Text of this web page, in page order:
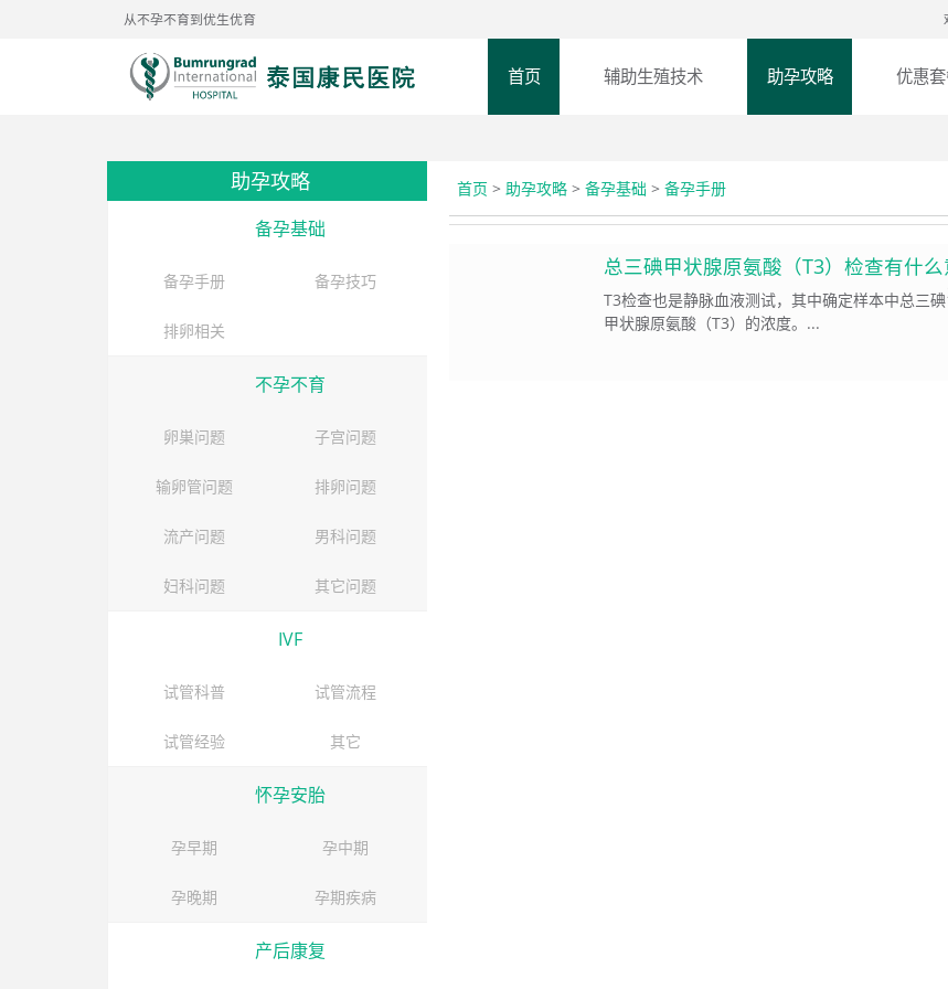
从不孕不育到优生优育
首页 辅助生殖技术 助孕攻略 优惠
助孕攻略
备孕基础
备孕手册 备孕技巧
排卵相关
不孕不育
卵巣问题 子宫问题
输卵管问题 排卵问题
流产问题 男科问题
妇科问题 其它问题
IVF
试管科普 试管流程
试管经验 其它
怀孕安胎
孕早期 孕中期
孕晚期 孕期疾病
产后康复
首页 > 助孕攻略 > 备孕基础 > 备孕手册
总三碘甲状腺原氨酸（T3）检查有什么
T3检查也是静脉血液测试，其中确定样本中总三碘
甲状腺原氨酸（T3）的浓度。...